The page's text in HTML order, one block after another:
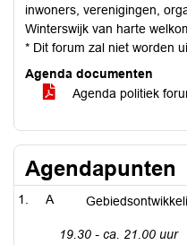
inwoners, verenigingen,
Winterswijk van harte
* Dit forum zal niet worden
Agenda documenten
Agenda politiek
Agendapunten
A
19.30 - ca. 21.00 uur